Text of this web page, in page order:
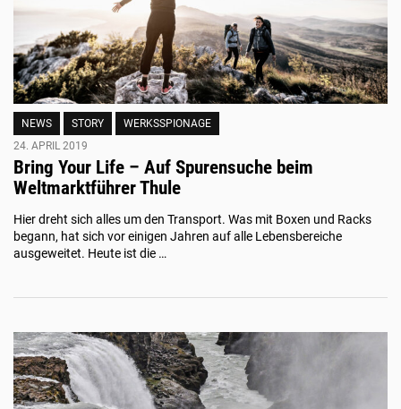
NEWS STORY
WERKSSPIONAGE
24. APRIL 2019
Bring Your Life – Auf Spurensuche beim
Weltmarktführer Thule
Hier dreht sich alles um den Transport. Was mit Boxen und Racks
begann, hat sich vor einigen Jahren auf alle Lebensbereiche
ausgeweitet. Heute ist die …